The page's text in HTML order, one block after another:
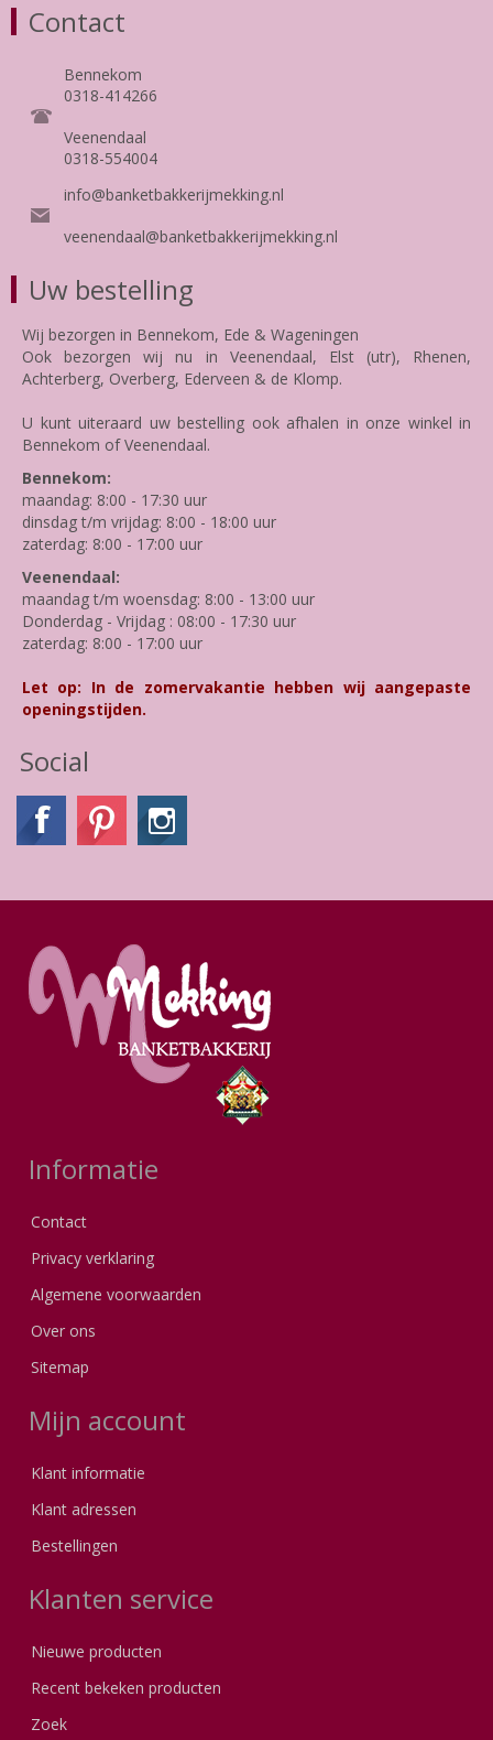
Contact
Bennekom
0318-414266
Veenendaal
0318-554004
info@banketbakkerijmekking.nl
veenendaal@banketbakkerijmekking.nl
Uw bestelling
Wij bezorgen in Bennekom, Ede & Wageningen
Ook bezorgen wij nu in Veenendaal, Elst (utr), Rhenen,
Achterberg, Overberg, Ederveen & de Klomp.
U kunt uiteraard uw bestelling ook afhalen in onze winkel in
Bennekom of Veenendaal.
Bennekom:
maandag: 8:00 - 17:30 uur
dinsdag t/m vrijdag: 8:00 - 18:00 uur
zaterdag: 8:00 - 17:00 uur
Veenendaal:
maandag t/m woensdag: 8:00 - 13:00 uur
Donderdag - Vrijdag : 08:00 - 17:30 uur
zaterdag: 8:00 - 17:00 uur
Let op: In de zomervakantie hebben wij aangepaste
openingstijden.
Social
Informatie
Contact
Privacy verklaring
Algemene voorwaarden
Over ons
Sitemap
Mijn account
Klant informatie
Klant adressen
Bestellingen
Klanten service
Nieuwe producten
Recent bekeken producten
Zoek